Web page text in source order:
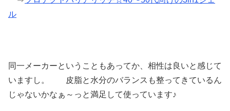
ル
同一メーカーということもあってか、相性は良いと感じて
いますし。 皮脂と水分のバランスも整ってきているん
じゃないかなぁ～っと満足して使っています♪